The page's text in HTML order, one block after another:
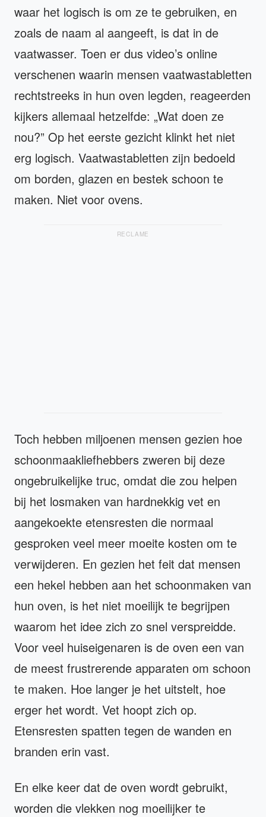
waar het logisch is om ze te gebruiken, en
zoals de naam al aangeeft, is dat in de
vaatwasser. Toen er dus video’s online
verschenen waarin mensen vaatwastabletten
rechtstreeks in hun oven legden, reageerden
kijkers allemaal hetzelfde: „Wat doen ze
nou?” Op het eerste gezicht klinkt het niet
erg logisch. Vaatwastabletten zijn bedoeld
om borden, glazen en bestek schoon te
maken. Niet voor ovens.
RECLAME
Toch hebben miljoenen mensen gezien hoe
schoonmaakliefhebbers zweren bij deze
ongebruikelijke truc, omdat die zou helpen
bij het losmaken van hardnekkig vet en
aangekoekte etensresten die normaal
gesproken veel meer moeite kosten om te
verwijderen. En gezien het feit dat mensen
een hekel hebben aan het schoonmaken van
hun oven, is het niet moeilijk te begrijpen
waarom het idee zich zo snel verspreidde.
Voor veel huiseigenaren is de oven een van
de meest frustrerende apparaten om schoon
te maken. Hoe langer je het uitstelt, hoe
erger het wordt. Vet hoopt zich op.
Etensresten spatten tegen de wanden en
branden erin vast.
En elke keer dat de oven wordt gebruikt,
worden die vlekken nog moeilijker te